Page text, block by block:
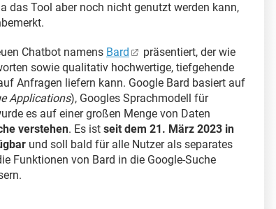
das Tool aber noch nicht genutzt werden kann,
Chatbot namens Bard
präsentiert, der wie
sowie qualitativ hochwertige, tiefgehende
Anfragen liefern kann. Google Bard basiert auf
Applications), Googles Sprachmodell für
es auf einer großen Menge von Daten
verstehen. Es ist seit dem 21. März 2023 in
und soll bald für alle Nutzer als separates
Funktionen von Bard in die Google-Suche